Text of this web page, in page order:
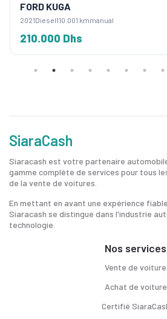
FORD KUGA
2021Diesel110.001 kmmanual
210.000 Dhs
SiaraCash
Siaracash est votre partenaire
gamme complète de services pour tous
de la vente de voitures.
En mettant en avant une expérience
Siaracash se distingue dans l'industrie
technologie.
Nos services
Vente de voiture
Achat de voiture
Certifié